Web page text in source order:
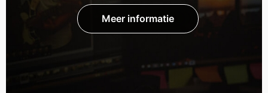
Meer informatie